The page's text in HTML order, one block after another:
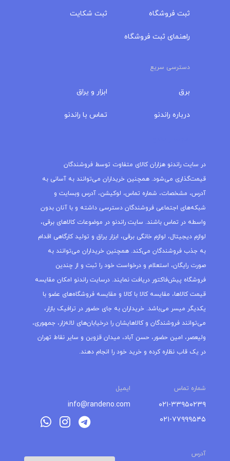
ثبت فروشگاه
راهنمای ثبت فروشگاه
ثبت شکایت
دسترسی سریع
برق
درباره‌ راندنو
ابزار و یراق
تماس با راندنو
در سایت راندنو هزاران کالای متفاوت توسط فروشندگان
قیمت‌گذاری می‌شود. همچنین خریداران می‌توانند به آسانی به
آدرس، مشخصات، شماره تماس، لوکیشن، آدرس وبسایت و
شبکه‌های اجتماعی فروشندگان دسترسی داشته و با آنان بدون
واسطه در تماس باشند. سایت راندنو در موضوعات کالاهای برقی،
لوازم دیجیتال، لوازم خانگی برقی، ابزار یراق و تولید کارگاهی اقدام
به جذب فروشندگان می‌کند. همچنین خریداران می‌توانند به
صورت رایگان، استعلام و درخواست خود را ثبت و از چندین
فروشگاه پیش‌فاکتور دریافت نمایند. درسایت راندنو امکان مقایسه
قیمت کالاها، مقایسه کالا با کالا و مقایسه فروشگاه‌های عضو با
یکدیگر میسر می‌باشد. خریداران به جای حضور در ترافیک بازار،
می‌توانند فروشندگان و کالاهایشان را درخیابان‌های لاله‌زار، جمهوری،
ولیعصر، امین حضور، حسن آباد، میدان قزوین و سایر نقاط تهران
در یک قاب نظاره کرده و خرید خود را انجام دهند.
شماره تماس ایمیل
۰۲۱-۳۳۹۵۰۲۳۹
۰۲۱-۷۷۹۹۹۵۴۵
info@randeno.com
آدرس